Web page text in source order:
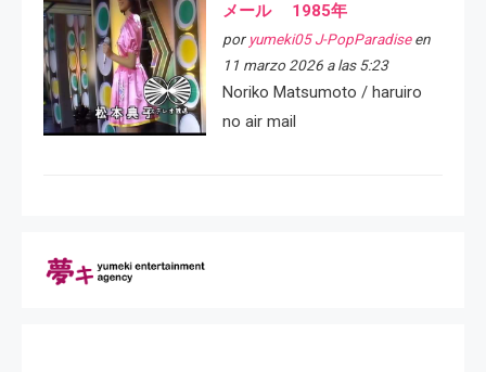
メール 1985年
por yumeki05 J-PopParadiseen
11 marzo 2026 a las 5:23
Noriko Matsumoto / haruiro
no air mail